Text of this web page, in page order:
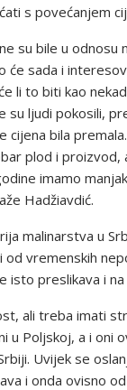
s povećanjem
su bile u odnosu
će sada i
li to biti kao
su ljudi pokosili,
cijena bila
plod i proizvod,
imamo
Hadžiavdić.
malinarstva u
od vremenskih
isto preslikava i
ali treba imati
u Poljskoj, a i oni
Uvijek se
i onda ovisno